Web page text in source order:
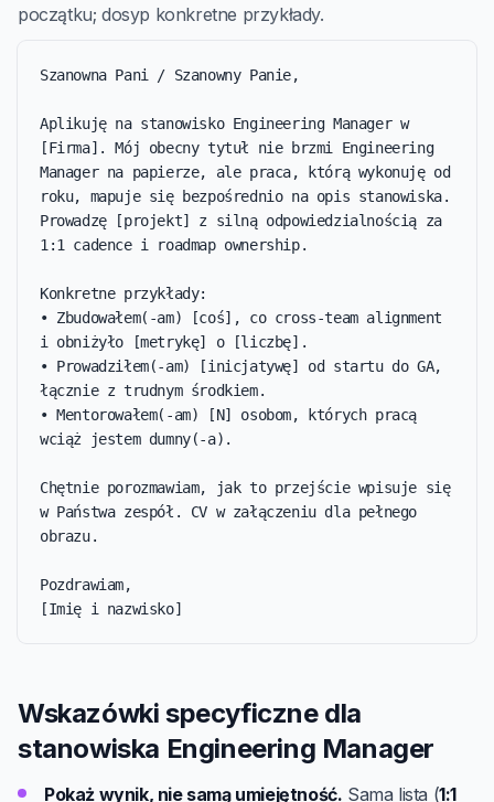
początku; dosyp konkretne przykłady.
Szanowna Pani / Szanowny Panie,
Aplikuję na stanowisko Engineering Manager w
[Firma]. Mój obecny tytuł nie brzmi Engineering
Manager na papierze, ale praca, którą wykonuję od
roku, mapuje się bezpośrednio na opis stanowiska.
Prowadzę [projekt] z silną odpowiedzialnością za
1:1 cadence i roadmap ownership.
Konkretne przykłady:
• Zbudowałem(-am) [coś], co cross-team alignment
i obniżyło [metrykę] o [liczbę].
• Prowadziłem(-am) [inicjatywę] od startu do GA,
łącznie z trudnym środkiem.
• Mentorowałem(-am) [N] osobom, których pracą
wciąż jestem dumny(-a).
Chętnie porozmawiam, jak to przejście wpisuje się
w Państwa zespół. CV w załączeniu dla pełnego
obrazu.
Pozdrawiam,
[Imię i nazwisko]
Wskazówki specyficzne dla
stanowiska Engineering Manager
Pokaż wynik, nie samą umiejętność. Sama lista (1:1